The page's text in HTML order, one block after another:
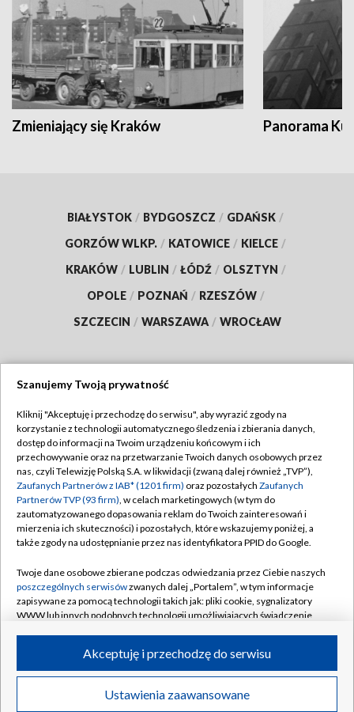
Zmieniający się Kraków Panorama
BIAŁYSTOK / BYDGOSZCZ / GDAŃSK /
GORZÓW WLKP. / KATOWICE / KIELCE /
KRAKÓW / LUBLIN / ŁÓDŹ / OLSZTYN /
OPOLE / POZNAŃ / RZESZÓW /
SZCZECIN / WARSZAWA / WROCŁAW
TVP
Abonament TVP
Emisja w TVP
Centrum informacji TVP
Naziemna Telewizja Cyfrowa
Rada Programowa
System NOS
Informacje o nadawcy
Program dla prasy
Regulamin TVP
Polityka prywatności
Moje zgody
Pomoc
Kontakt
Kanały
©2026 Telewizja Polska S.A. w likwidacji
Szanujemy Twoją prywatność
Kliknij "Akceptuję i przechodzę do serwisu", aby wyrazić zgody na
korzystanie z technologii automatycznego śledzenia i zbierania danych,
dostęp do informacji na Twoim urządzeniu końcowym i ich
przechowywanie oraz na przetwarzanie Twoich danych osobowych przez
nas, czyli Telewizję Polską S.A. w likwidacji (zwaną dalej również „TVP”),
Zaufanych Partnerów z IAB* (1201 firm) oraz pozostałych Zaufanych
Partnerów TVP (93 firm), w celach marketingowych (w tym do
zautomatyzowanego dopasowania reklam do Twoich zainteresowań i
mierzenia ich skuteczności) i pozostałych, które wskazujemy poniżej, a
także zgody na udostępnianie przez nas identyfikatora PPID do Google.
Twoje dane osobowe zbierane podczas odwiedzania przez Ciebie naszych
poszczególnych serwisówzwanych dalej „Portalem”, w tym informacje
zapisywane za pomocą technologii takich jak: pliki cookie, sygnalizatory
WWW lub innych podobnych technologii umożliwiających świadczenie
ruchu w Internecie.
Twoje dane osobowe zbierane podczas odwiedzania przez Ciebie
poszczególnych serwisówna Portalu, takie jak adresy IP, identyfikatory
Ustawienia zaawansowane
Akceptuję i przechodzę do serwisu